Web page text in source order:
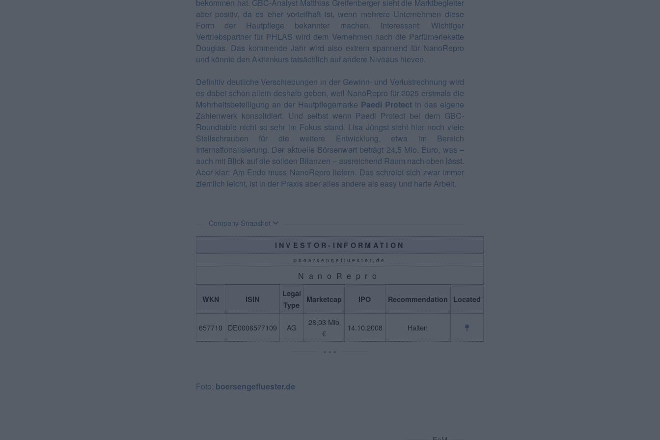
bekommen hat. GBC-Analyst Matthias Greifenberger sieht die Marktbegleiter
aber positiv, da es eher vorteilhaft ist, wenn mehrere Unternehmen diese
Form der Hautpflege bekannter machen. Interessant: Wichtiger
Vertriebspartner für PHLAS wird dem Vernehmen nach die Parfümeriekette
Douglas. Das kommende Jahr wird also extrem spannend für NanoRepro
und könnte den Aktienkurs tatsächlich auf andere Niveaus hieven.
Definitiv deutliche Verschiebungen in der Gewinn- und Verlustrechnung wird
es dabei schon allein deshalb geben, weil NanoRepro für 2025 erstmals die
Mehrheitsbeteiligung an der Hautpflegemarke Paedi Protectin das eigene
Zahlenwerk konsolidiert. Und selbst wenn Paedi Protect bei dem GBC-
Roundtable nicht so sehr im Fokus stand. Lisa Jüngst sieht hier noch viele
Stellschrauben für die weitere Entwicklung, etwa im Bereich
Internationalisierung. Der aktuelle Börsenwert beträgt 24,5 Mio. Euro, was –
auch mit Blick auf die soliden Bilanzen – ausreichend Raum nach oben lässt.
Aber klar: Am Ende muss NanoRepro liefern. Das schreibt sich zwar immer
ziemlich leicht, ist in der Praxis aber alles andere als easy und harte Arbeit.
Company Snapshot
INVESTOR-INFORMATION
©boersengefluester.de
NanoRepro
WKN ISIN
Legal
Type
Marketcap IPO Recommendation Located
657710 DE0006577109 AG
28,03 Mio
€
14.10.2008 Halten
* * *
Foto: boersengefluester.de